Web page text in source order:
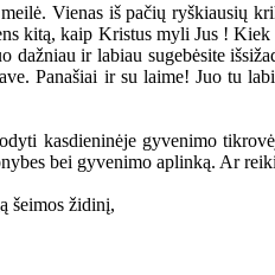
Vienas iš pačių ryškiausių
kitą, kaip Kristus myli Jus !
dažniau ir labiau sugebėsite
Panašiai ir su laime! Juo tu
kasdieninėje gyvenimo
bei gyvenimo aplinką. Ar
šeimos židinį,